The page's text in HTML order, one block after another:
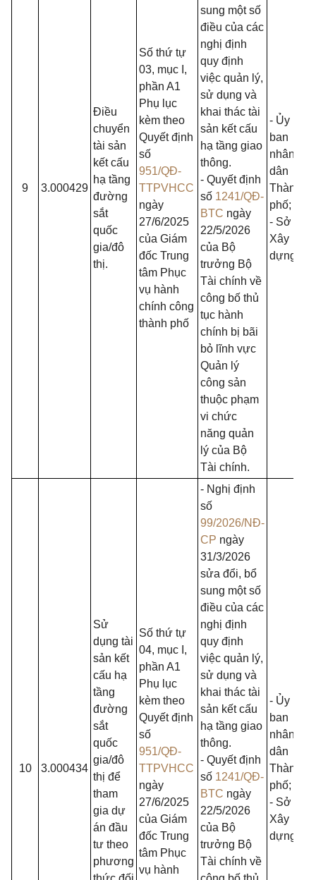
9 3.000429
Điều
chuyển
tài sản
kết cấu
hạ tầng
đường
sắt
quốc
gia/đô
thị.
Số thứ tự
03, mục I,
phần A1
Phụ lục
kèm theo
Quyết định
số
951/QĐ-
TTPVHCC
ngày
27/6/2025
của Giám
đốc Trung
tâm Phục
vụ hành
chính công
thành phố
sung một số
điều của các
nghị định
quy định
việc quản lý,
sử dụng và
khai thác tài
sản kết cấu
hạ tầng giao
thông.
- Quyết định
số 1241/QĐ-
BTC ngày
22/5/2026
của Bộ
trưởng Bộ
Tài chính về
công bố thủ
tục hành
chính bị bãi
bỏ lĩnh vực
Quản lý
công sản
thuộc phạm
vi chức
năng quản
lý của Bộ
Tài chính.
- Ủy
ban
nhân
dân
Thành
phố;
- Sở
Xây
dựng.
10 3.000434
Sử
dụng tài
sản kết
cấu hạ
tầng
đường
sắt
quốc
gia/đô
thị để
tham
gia dự
án đầu
tư theo
phương
Số thứ tự
04, mục I,
phần A1
Phụ lục
kèm theo
Quyết định
số
951/QĐ-
TTPVHCC
ngày
27/6/2025
của Giám
đốc Trung
tâm Phục
vụ hành
- Nghị định
số
99/2026/NĐ-
CP ngày
31/3/2026
sửa đổi, bổ
sung một số
điều của các
nghị định
quy định
việc quản lý,
sử dụng và
khai thác tài
sản kết cấu
hạ tầng giao
thông.
- Quyết định
số 1241/QĐ-
BTC ngày
22/5/2026
của Bộ
trưởng Bộ
Tài chính về
- Ủy
ban
nhân
dân
Thành
phố;
- Sở
Xây
dựng.